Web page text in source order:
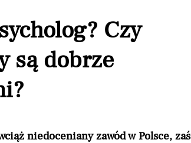
Czy
są dobrze
niedoceniany zawód w Polsce, zaś